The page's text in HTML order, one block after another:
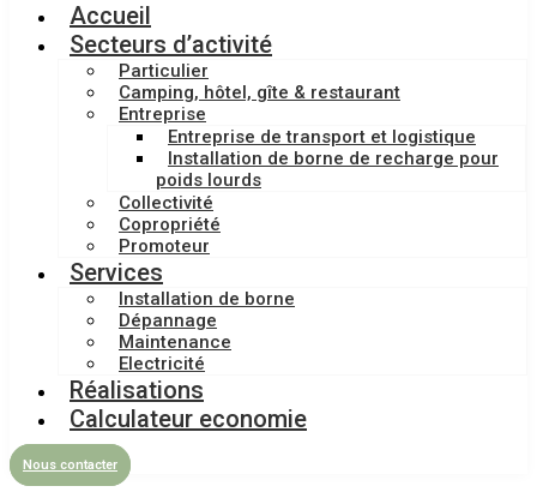
Accueil
Secteurs d’activité
Particulier
Camping, hôtel, gîte & restaurant
Entreprise
Entreprise de transport et logistique
Installation de borne de recharge pour
poids lourds
Collectivité
Copropriété
Promoteur
Services
Installation de borne
Dépannage
Maintenance
Electricité
Réalisations
Calculateur economie
Nous contacter